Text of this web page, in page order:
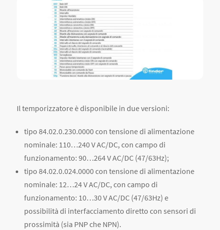
Il temporizzatore è disponibile in due versioni:
tipo 84.02.0.230.0000 con tensione di alimentazione
nominale: 110…240 V AC/DC, con campo di
funzionamento: 90…264 V AC/DC (47/63Hz);
tipo 84.02.0.024.0000 con tensione di alimentazione
nominale: 12…24 V AC/DC, con campo di
funzionamento: 10…30 V AC/DC (47/63Hz) e
possibilità di interfacciamento diretto con sensori di
prossimità (sia PNP che NPN).